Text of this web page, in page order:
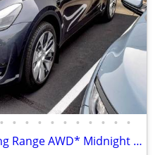
• • • • • • • • • • •
2023 *Tesla* *Model Y* *Long Range AWD* Midnight Sil